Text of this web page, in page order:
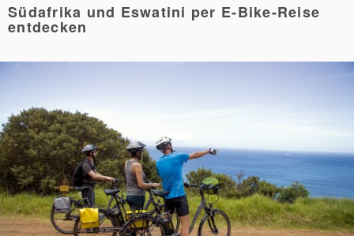
Südafrika und Eswatini per E-Bike-Reise
entdecken